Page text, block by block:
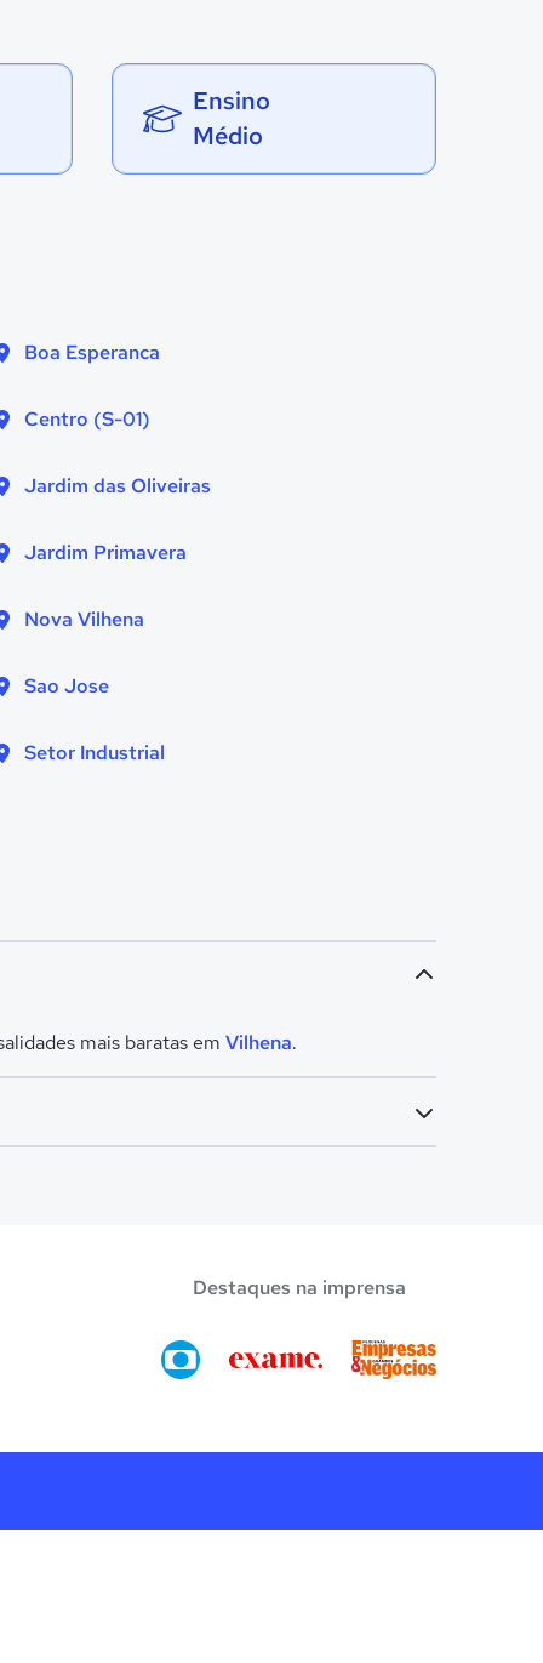
Ensino
Médio
Boa Esperanca
Centro (S-01)
Jardim das Oliveiras
Jardim Primavera
Nova Vilhena
Sao Jose
Setor Industrial
mais baratas em Vilhena.
Destaques na imprensa